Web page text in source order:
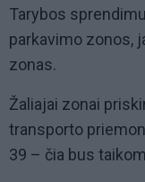
Tarybos
parkavimo zonos,
zonas.
Žaliajai zonai
transporto
39 – čia bus